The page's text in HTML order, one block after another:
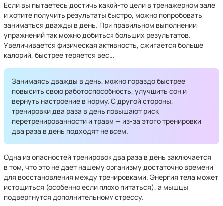
Если вы пытаетесь достичь какой-то цели в тренажерном зале
и хотите получить результаты быстро, можно попробовать
заниматься дважды в день. При правильном выполнении
упражнений так можно добиться больших результатов.
Увеличивается физическая активность, сжигается больше
калорий, быстрее теряется вес...
Занимаясь дважды в день, можно гораздо быстрее
повысить свою работоспособность, улучшить сон и
вернуть настроение в норму. С другой стороны,
тренировки два раза в день повышают риск
перетренированности и травм — из-за этого тренировки
два раза в день подходят не всем.
Одна из опасностей тренировок два раза в день заключается
в том, что это не дает нашему организму достаточно времени
для восстановления между тренировками. Энергия тела может
истощиться (особенно если плохо питаться), а мышцы
подвергнутся дополнительному стрессу.